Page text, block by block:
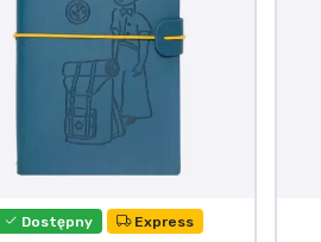
Dostępny Express